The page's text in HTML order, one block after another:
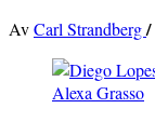
AvCarl Strandberg/